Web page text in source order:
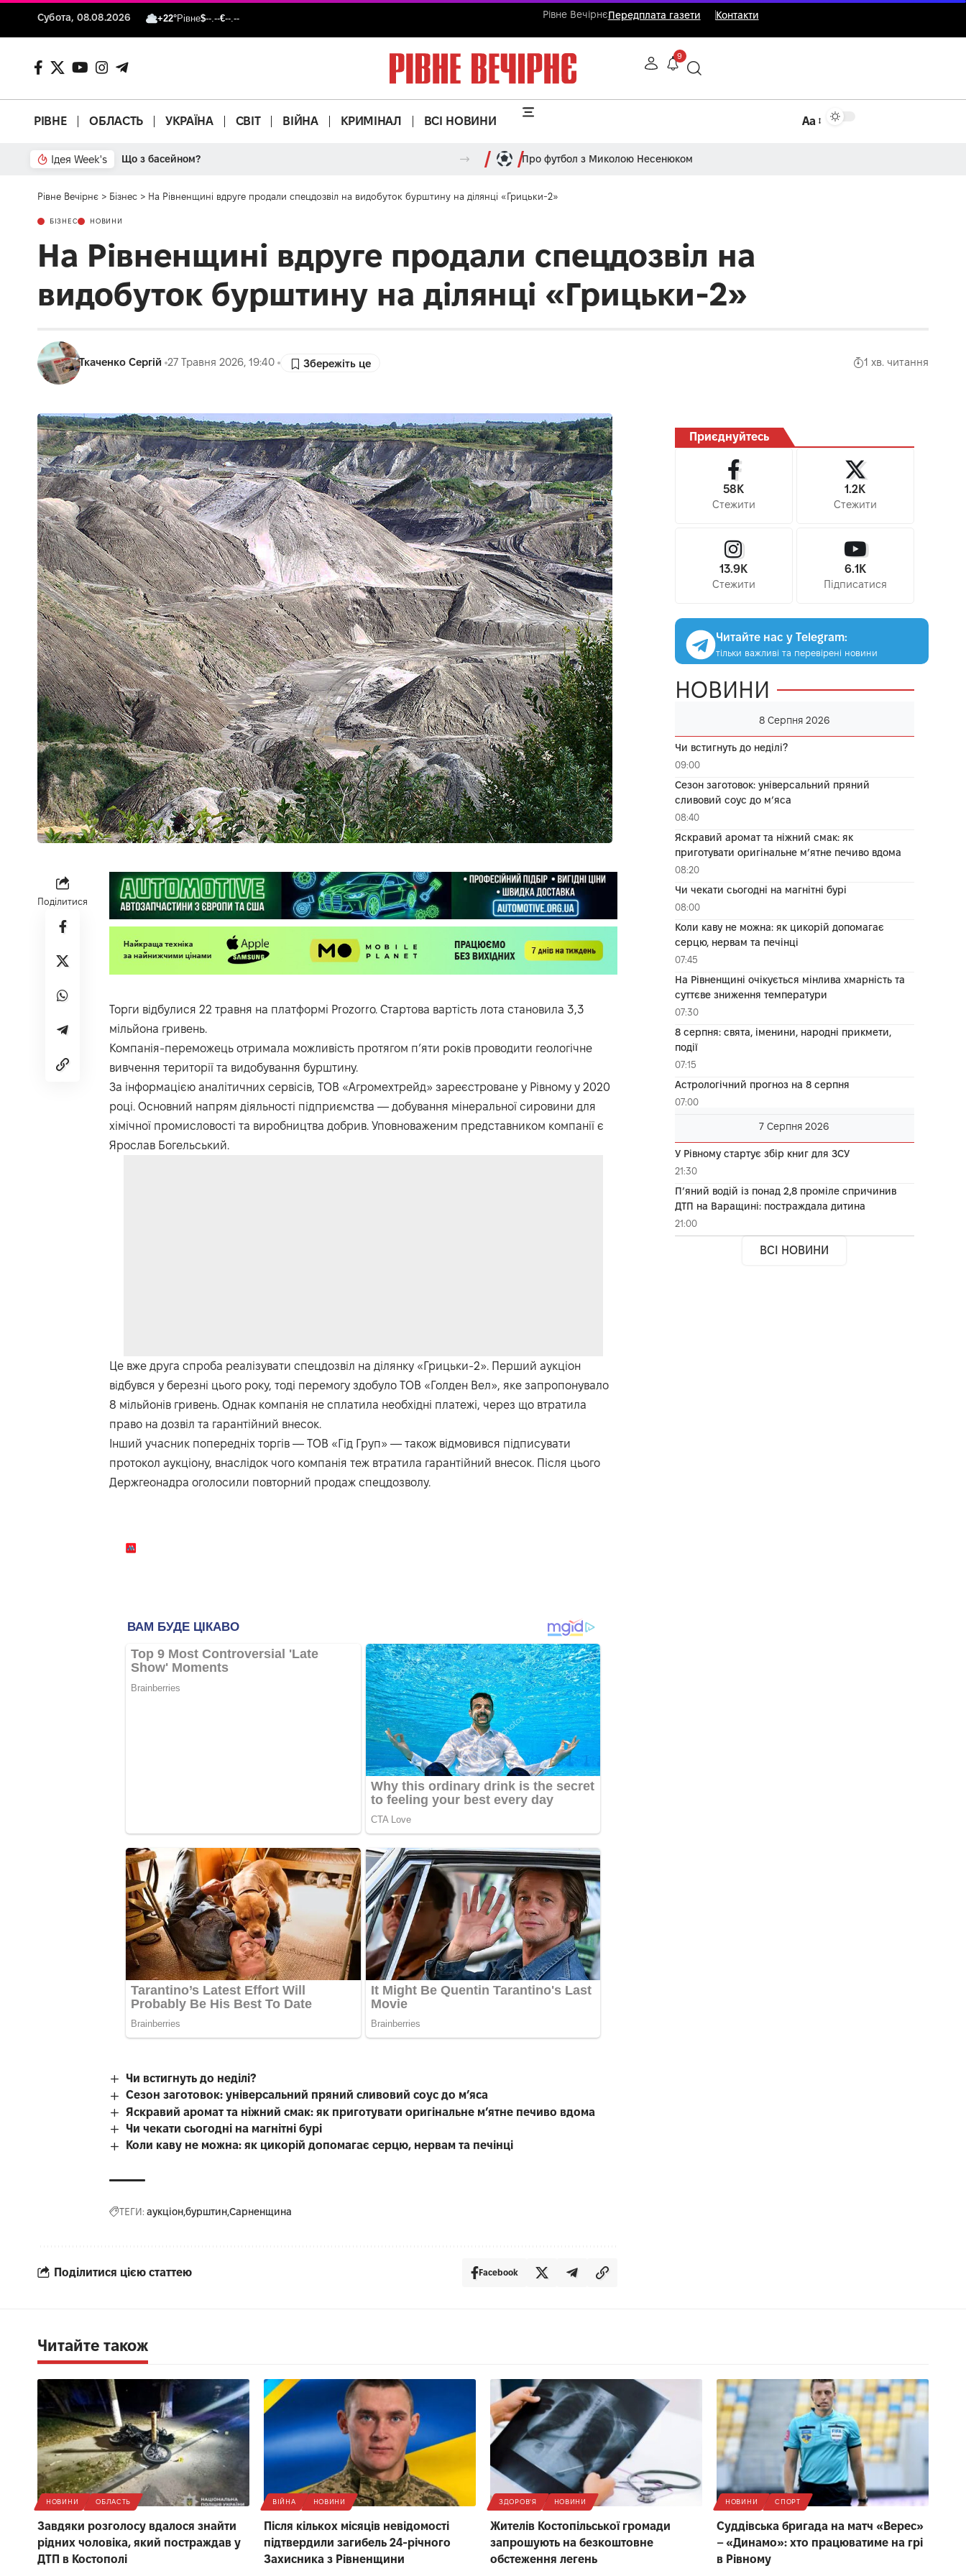
Субота, 08.08.2026 +22°Рівне$--.--€--.-- Рівне ВечірнєПередплата газети Контакти
9
РІВНЕ ОБЛАСТЬ УКРАЇНА СВІТ ВІЙНА КРИМІНАЛ ВСІ НОВИНИ Аа
Ідея Week's Що з басейном? Про футбол з Миколою Несенюком
Рівне Вечірнє > Бізнес > На Рівненщині вдруге продали спецдозвіл на видобуток бурштину на ділянці «Грицьки-2»
БІЗНЕС НОВИНИ
На Рівненщині вдруге продали спецдозвіл на
видобуток бурштину на ділянці «Грицьки-2»
Ткаченко Сергій 27 Травня 2026, 19:40 1 хв. читання
Поділитися
Торги відбулися 22 травня на платформі Prozorro. Стартова вартість лота становила 3,3
мільйона гривень.
Компанія-переможець отримала можливість протягом п’яти років проводити геологічне
вивчення території та видобування бурштину.
За інформацією аналітичних сервісів, ТОВ «Агромехтрейд» зареєстроване у Рівному у 2020
році. Основний напрям діяльності підприємства — добування мінеральної сировини для
хімічної промисловості та виробництва добрив. Уповноваженим представником компанії є
Ярослав Богельський.
Це вже друга спроба реалізувати спецдозвіл на ділянку «Грицьки-2». Перший аукціон
відбувся у березні цього року, тоді перемогу здобуло ТОВ «Голден Вел», яке запропонувало
8 мільйонів гривень. Однак компанія не сплатила необхідні платежі, через що втратила
право на дозвіл та гарантійний внесок.
Інший учасник попередніх торгів — ТОВ «Гід Груп» — також відмовився підписувати
протокол аукціону, внаслідок чого компанія теж втратила гарантійний внесок. Після цього
Держгеонадра оголосили повторний продаж спецдозволу.
Чи встигнуть до неділі?
Сезон заготовок: універсальний пряний сливовий соус до мʼяса
Яскравий аромат та ніжний смак: як приготувати оригінальне м’ятне печиво вдома
Чи чекати сьогодні на магнітні бурі
Коли каву не можна: як цикорій допомагає серцю, нервам та печінці
ТЕГИ: аукціонбурштинСарненщина
Поділитися цією статтею Facebook
Приєднуйтесь
58K
Стежити
1.2K
Стежити
13.9K
Стежити
6.1K
Підписатися
Читайте нас у Telegram:
тільки важливі та перевірені новини
НОВИНИ
8 Серпня 2026
Чи встигнуть до неділі?
09:00
Сезон заготовок: універсальний пряний
сливовий соус до мʼяса
08:40
Яскравий аромат та ніжний смак: як
приготувати оригінальне м’ятне печиво вдома
08:20
Чи чекати сьогодні на магнітні бурі
08:00
Коли каву не можна: як цикорій допомагає
серцю, нервам та печінці
07:45
На Рівненщині очікується мінлива хмарність та
суттєве зниження температури
07:30
8 серпня: свята, іменини, народні прикмети,
події
07:15
Астрологічний прогноз на 8 серпня
07:00
7 Серпня 2026
У Рівному стартує збір книг для ЗСУ
21:30
П’яний водій із понад 2,8 проміле спричинив
ДТП на Варащині: постраждала дитина
21:00
ВСІ НОВИНИ
Читайте також
НОВИНИ ОБЛАСТЬ
Завдяки розголосу вдалося знайти
рідних чоловіка, який постраждав у
ДТП в Костополі
ВІЙНА НОВИНИ
Після кількох місяців невідомості
підтвердили загибель 24-річного
Захисника з Рівненщини
ЗДОРОВ'Я НОВИНИ
Жителів Костопільської громади
запрошують на безкоштовне
обстеження легень
НОВИНИ СПОРТ
Суддівська бригада на матч «Верес»
– «Динамо»: хто працюватиме на грі
в Рівному